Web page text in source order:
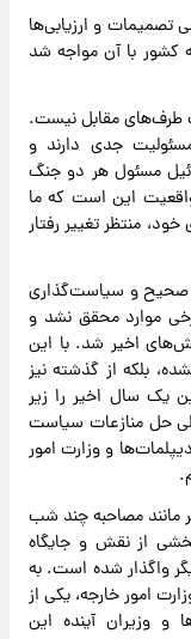
تصمیمات و ارزیابی‌ها
با آن مواجه شد
طرف‌های مقابل نیست.
جدی دارند و
مسئول هر دو جنگ
این است که ما
منتظر تغییر رفتار
صحیح و سیاست‌گذاری
موارد محقق نشد و
اخیر شد. با این
بلکه از گذشته نیز
یک سال اخیر را زیر
حل منازعات سیاست
و وزارت امور
مصاحبه چند شب
از نقش و جایگاه
واگذار شده است. به
امور خارجه، یکی از
وزیران آینده این